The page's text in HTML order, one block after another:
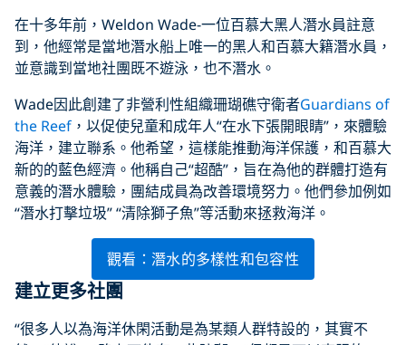
在十多年前，Weldon Wade-一位百慕大黑人潛水員註意
到，他經常是當地潛水船上唯一的黑人和百慕大籍潛水員，
並意識到當地社團既不遊泳，也不潛水。
Wade因此創建了非營利性組織珊瑚礁守衛者Guardians of
the Reef ，以促使兒童和成年人“在水下張開眼睛”，來體驗
海洋，建立聯系。他希望，這樣能推動海洋保護，和百慕大
新的的藍色經濟。他稱自己“超酷”，旨在為他的群體打造有
意義的潛水體驗，團結成員為改善環境努力。他們參加例如
“潛水打擊垃圾” “清除獅子魚”等活動來拯救海洋。
觀看：潛水的多樣性和包容性
建立更多社團
“很多人以為海洋休閑活動是為某類人群特設的，其實不